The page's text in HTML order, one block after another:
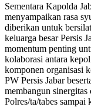
Sementara Kapolda
menyampaikan rasa
diberikan untuk
keluarga besar Persis
momentum penting
kolaborasi antara
komponen organisasi
PW Persis Jabar
membangun
Polres/ta/tabes